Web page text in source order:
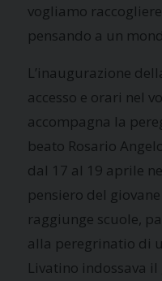
vogliamo
pensando a un
L’inaugurazione
accesso e orari nel
accompagna la
beato Rosario
dal 17 al 19 aprile
pensiero del
raggiunge scuole,
alla peregrinatio di
Livatino indossava